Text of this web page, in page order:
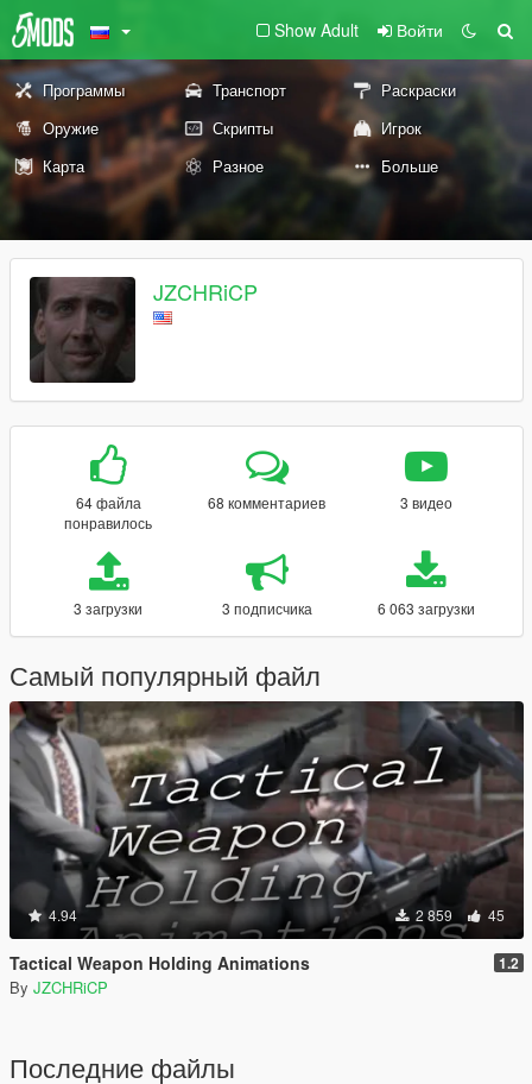
Show Adult Войти
Программы Транспорт
Раскраски
Оружие
Скрипты
Игрок
Карта
Разное Больше
JZCHRiCP
64 файла
понравилось
68 комментариев 3 видео
3 загрузки 3 подписчика 6 063 загрузки
Самый популярный файл
4.94 2 859 45
Tactical Weapon Holding Animations 1.2
By JZCHRiCP
Последние файлы